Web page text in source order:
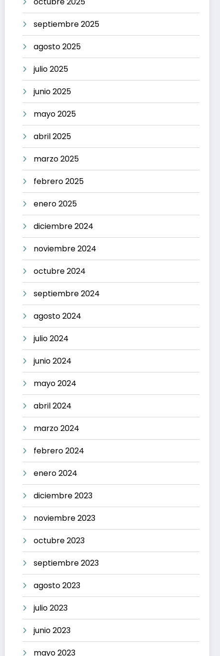
septiembre 2025
agosto 2025
julio 2025
junio 2025
mayo 2025
abril 2025
marzo 2025
febrero 2025
enero 2025
diciembre 2024
noviembre 2024
octubre 2024
septiembre 2024
agosto 2024
julio 2024
junio 2024
mayo 2024
abril 2024
marzo 2024
febrero 2024
enero 2024
diciembre 2023
noviembre 2023
octubre 2023
septiembre 2023
agosto 2023
julio 2023
junio 2023
mayo 2023